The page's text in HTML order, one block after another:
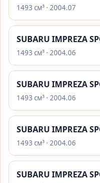
1493 см³ · 2004.07
SUBARU IMPREZA
1493 см³ · 2004.06
SUBARU IMPREZA
1493 см³ · 2004.06
SUBARU IMPREZA
1493 см³ · 2004.06
SUBARU IMPREZA